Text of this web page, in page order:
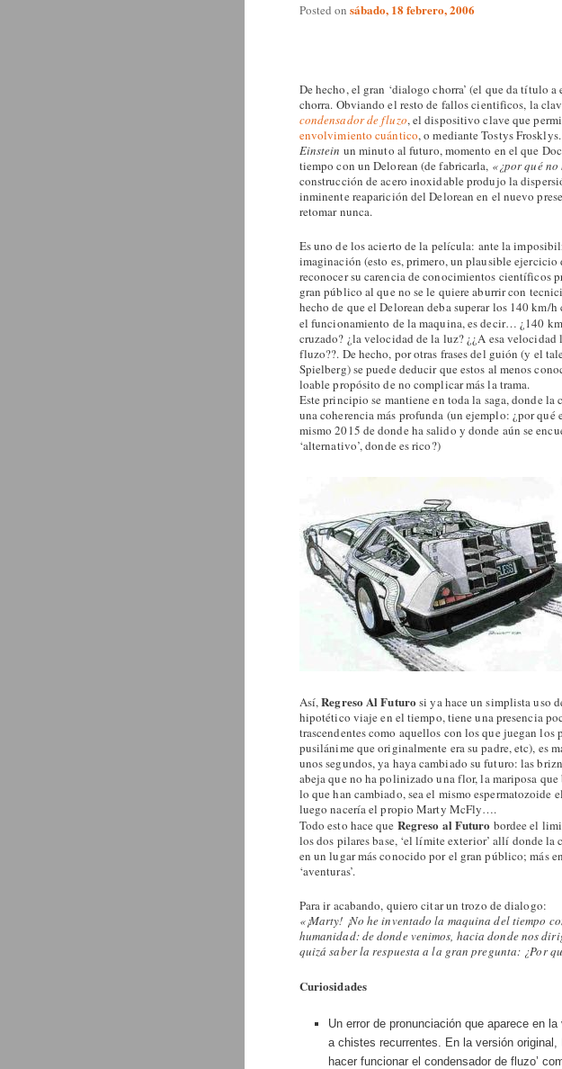
Posted on sábado, 18 febrero, 2006
De hecho, el gran ‘dialogo chorra’ (el que da título a
chorra. Obviando el resto de fallos cientificos, la
condensador de fluzo, el dispositivo clave que
envolvimiento cuántico, o mediante Tostys
Einstein un minuto al futuro, momento en el que
tiempo con un Delorean (de fabricarla, «¿por qué
construcción de acero inoxidable produjo la
inminente reaparición del Delorean en el nuevo
retomar nunca.
Es uno de los acierto de la película: ante la
imaginación (esto es, primero, un plausible ejercicio
reconocer su carencia de conocimientos científicos
gran público al que no se le quiere aburrir con
hecho de que el Delorean deba superar los 140
el funcionamiento de la maquina, es decir… ¿140
cruzado? ¿la velocidad de la luz? ¿¿A esa
fluzo??. De hecho, por otras frases del guión (y el
Spielberg) se puede deducir que estos al menos
loable propósito de no complicar más la trama.
Este principio se mantiene en toda la saga, donde
una coherencia más profunda (un ejemplo: ¿por
mismo 2015 de donde ha salido y donde aún se
‘alternativo’, donde es rico?)
Así,Regreso Al Futuro si ya hace un simplista uso
hipotético viaje en el tiempo, tiene una presencia
trascendentes como aquellos con los que juegan
pusilánime que originalmente era su padre, etc), es
unos segundos, ya haya cambiado su futuro: las
abeja que no ha polinizado una flor, la mariposa
lo que han cambiado, sea el mismo
luego nacería el propio Marty McFly….
Todo esto hace que Regreso al Futuro bordee el
los dos pilares base, ‘el límite exterior’ allí donde
en un lugar más conocido por el gran público; más
‘aventuras’.
Para ir acabando, quiero citar un trozo de dialogo:
«¡Marty! ¡No he inventado la maquina del tiempo
humanidad: de donde venimos, hacia donde nos
quizá saber la respuesta a la gran pregunta: ¿Por
Curiosidades
Un error de pronunciación que aparece en
a chistes recurrentes. En la versión
hacer funcionar el condensador de fluzo’